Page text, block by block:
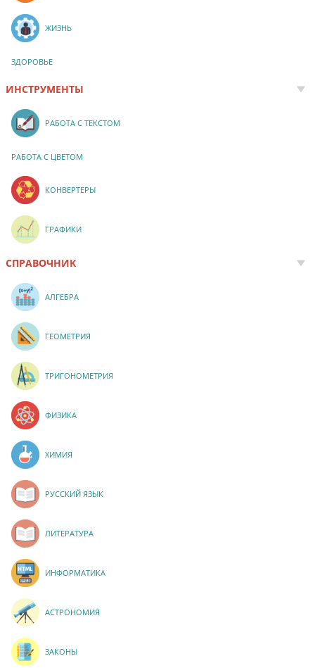
ЖИЗНЬ
ЗДОРОВЬЕ
ИНСТРУМЕНТЫ
РАБОТА С ТЕКСТОМ
РАБОТА С ЦВЕТОМ
КОНВЕРТЕРЫ
ГРАФИКИ
СПРАВОЧНИК
АЛГЕБРА
ГЕОМЕТРИЯ
ТРИГОНОМЕТРИЯ
ФИЗИКА
ХИМИЯ
РУССКИЙ ЯЗЫК
ЛИТЕРАТУРА
ИНФОРМАТИКА
АСТРОНОМИЯ
ЗАКОНЫ